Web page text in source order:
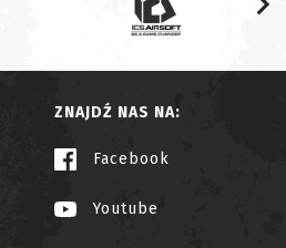
ZNAJDŹ NAS NA:
Facebook
Youtube